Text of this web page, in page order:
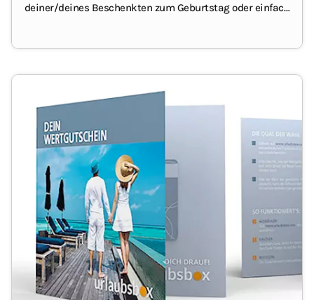
deiner/deines Beschenkten zum Geburtstagoder einfach